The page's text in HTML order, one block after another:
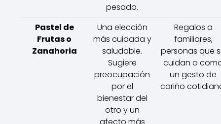
pesado.
Pastel de
Frutas o
Zanahoria
Una elección
más cuidada y
saludable.
Sugiere
preocupación
por el
bienestar del
otro y un
Regalos a
familiares,
personas que
cuidan o
un gesto de
cariño